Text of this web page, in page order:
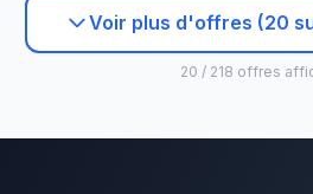
Voir plus d'offres (20
20 / 218 offres